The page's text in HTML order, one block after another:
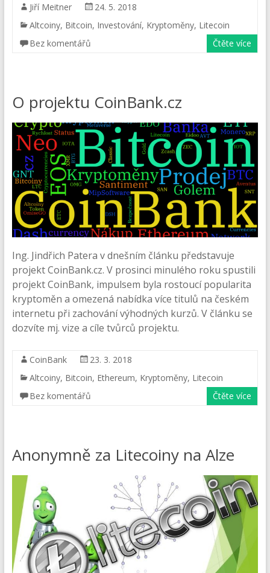
Jiří Meitner
24. 5. 2018
Altcoiny, Bitcoin, Investování, Kryptoměny, Litecoin
Bez komentářů
Čtěte více
O projektu CoinBank.cz
Ing. Jindřich Patera v dnešním článku představuje
projekt CoinBank.cz. V prosinci minulého roku spustili
projekt CoinBank, impulsem byla rostoucí popularita
kryptoměn a omezená nabídka více titulů na českém
internetu při zachování výhodných kurzů. V článku se
dozvíte mj. vize a cíle tvůrců projektu.
CoinBank
23. 3. 2018
Altcoiny, Bitcoin, Ethereum, Kryptoměny, Litecoin
Bez komentářů
Čtěte více
Anonymně za Litecoiny na Alze